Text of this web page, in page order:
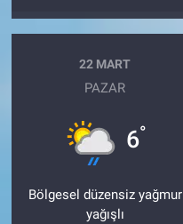
22 MART
PAZAR
6°
Bölgesel düzensiz yağmur
yağışlı